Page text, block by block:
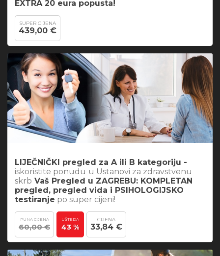
EXTRA 20 eura popusta!
SUPER CIJENA
439,00 €
LIJEČNIČKI pregled za A ili B kategoriju -
iskoristite ponudu u Ustanovi za zdravstvenu
skrb Vaš Pregled u ZAGREBU: KOMPLETAN
pregled, pregled vida i PSIHOLOGIJSKO
testiranje po super cijeni!
PUNA CIJENA
60,00 €
UŠTEDA
43 %
CIJENA
33,84 €